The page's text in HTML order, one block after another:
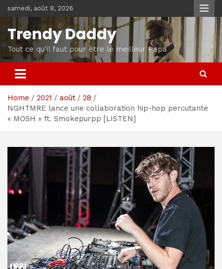
to
content
samedi, août 8, 2026
Trendy Daddy
Tout ce qu'il faut pour être le meilleur Papa
Home 2021 août
28
NGHTMRE lance une collaboration hip-hop percutante
« MOSH » ft. Smokepurpp [LISTEN]